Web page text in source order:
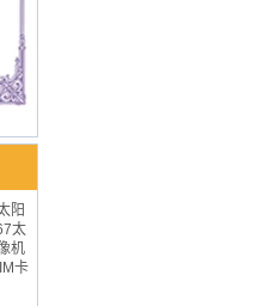
阳
太
机
卡